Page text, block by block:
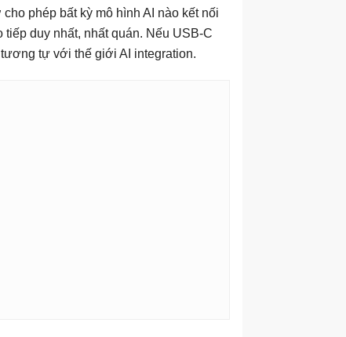
phép bất kỳ mô hình AI nào kết nối
duy nhất, nhất quán. Nếu USB-C
tự với thế giới AI integration.